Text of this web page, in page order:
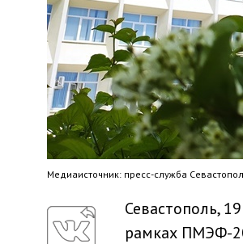
Медиaисточник: пресс-служба
Севастополь,
рамках ПМЭФ-